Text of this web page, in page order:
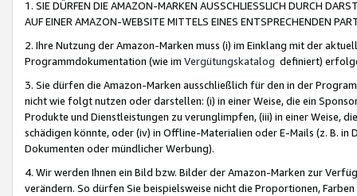
1. SIE DÜRFEN DIE AMAZON-MARKEN AUSSCHLIESSLICH DURCH
AUF EINER AMAZON-WEBSITE MITTELS EINES ENTSPRECHENDEN
2. Ihre Nutzung der Amazon-Marken muss (i) im Einklang mit der
Programmdokumentation (wie im Vergütungskatalog definiert)
3. Sie dürfen die Amazon-Marken ausschließlich für den in der
nicht wie folgt nutzen oder darstellen: (i) in einer Weise, die ein
Produkte und Dienstleistungen zu verunglimpfen, (iii) in einer Weise,
schädigen könnte, oder (iv) in Offline-Materialien oder E-Mails (z. B. in
Dokumenten oder mündlicher Werbung).
4. Wir werden Ihnen ein Bild bzw. Bilder der Amazon-Marken zur
verändern. So dürfen Sie beispielsweise nicht die Proportionen,